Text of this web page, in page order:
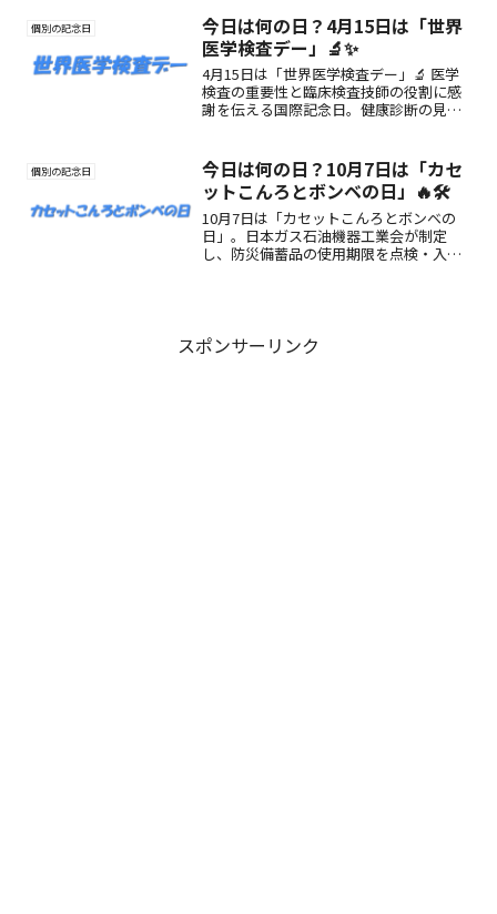
個別の記念日
今日は何の日？4月15日は「世界
医学検査デー」🔬✨
4月15日は「世界医学検査デー」🔬 医学
検査の重要性と臨床検査技師の役割に感
謝を伝える国際記念日。健康診断の見直
支え”の大切さ。
個別の記念日
今日は何の日？10月7日は「カセ
ットこんろとボンベの日」🔥🛠️
10月7日は「カセットこんろとボンベの
日」。日本ガス石油機器工業会が制定
し、防災備蓄品の使用期限を点検・入れ
スポンサーリンク